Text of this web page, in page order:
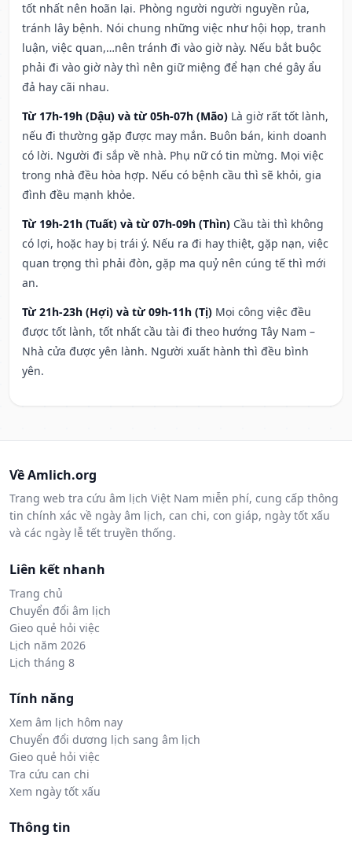
tốt nhất nên hoãn lại. Phòng người người nguyền rủa,
tránh lây bệnh. Nói chung những việc như hội họp, tranh
luận, việc quan,…nên tránh đi vào giờ này. Nếu bắt buộc
phải đi vào giờ này thì nên giữ miệng để hạn ché gây ẩu
đả hay cãi nhau.
Từ 17h-19h (Dậu) và từ 05h-07h (Mão) Là giờ rất tốt lành,
nếu đi thường gặp được may mắn. Buôn bán, kinh doanh
có lời. Người đi sắp về nhà. Phụ nữ có tin mừng. Mọi việc
trong nhà đều hòa hợp. Nếu có bệnh cầu thì sẽ khỏi, gia
đình đều mạnh khỏe.
Từ 19h-21h (Tuất) và từ 07h-09h (Thìn) Cầu tài thì không
có lợi, hoặc hay bị trái ý. Nếu ra đi hay thiệt, gặp nạn, việc
quan trọng thì phải đòn, gặp ma quỷ nên cúng tế thì mới
an.
Từ 21h-23h (Hợi) và từ 09h-11h (Tị) Mọi công việc đều
được tốt lành, tốt nhất cầu tài đi theo hướng Tây Nam –
Nhà cửa được yên lành. Người xuất hành thì đều bình
yên.
Về Amlich.org
Trang web tra cứu âm lịch Việt Nam miễn phí, cung cấp thông
tin chính xác về ngày âm lịch, can chi, con giáp, ngày tốt xấu
và các ngày lễ tết truyền thống.
Liên kết nhanh
Trang chủ
Chuyển đổi âm lịch
Gieo quẻ hỏi việc
Lịch năm 2026
Lịch tháng 8
Tính năng
Xem âm lịch hôm nay
Chuyển đổi dương lịch sang âm lịch
Gieo quẻ hỏi việc
Tra cứu can chi
Xem ngày tốt xấu
Thông tin